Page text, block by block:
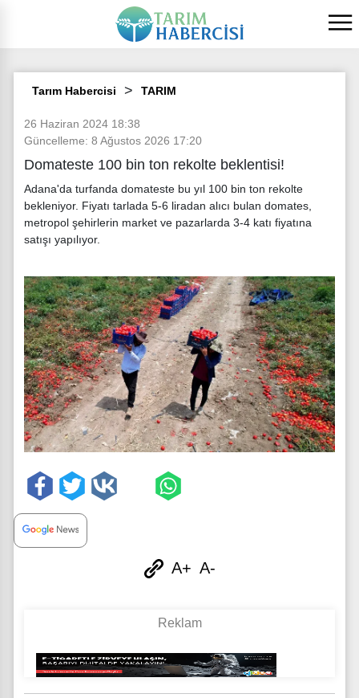
Tarım Habercisi TARIM
26 Haziran 2024 18:38
Güncelleme: 8 Ağustos 2026 17:20
Domateste 100 bin ton rekolte beklentisi!
Adana'da turfanda domateste bu yıl 100 bin ton rekolte
bekleniyor. Fiyatı tarlada 5-6 liradan alıcı bulan domates,
metropol şehirlerin market ve pazarlarda 3-4 katı fiyatına
satışı yapılıyor.
A+ A-